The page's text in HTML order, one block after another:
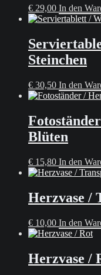
€ 29,00 In den
Steinchen
€ 30,50 In den
Blüten
€ 15,80 In den
Herzvase /
€ 10,00 In den
Herzvase /